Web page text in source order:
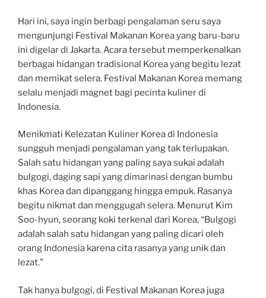
Hari ini, saya ingin berbagi pengalaman seru saya
mengunjungi Festival Makanan Korea yang baru-baru
ini digelar di Jakarta. Acara tersebut memperkenalkan
berbagai hidangan tradisional Korea yang begitu lezat
dan memikat selera. Festival Makanan Korea memang
selalu menjadi magnet bagi pecinta kuliner di
Indonesia.
Menikmati Kelezatan Kuliner Korea di Indonesia
sungguh menjadi pengalaman yang tak terlupakan.
Salah satu hidangan yang paling saya sukai adalah
bulgogi, daging sapi yang dimarinasi dengan bumbu
khas Korea dan dipanggang hingga empuk. Rasanya
begitu nikmat dan menggugah selera. Menurut Kim
Soo-hyun, seorang koki terkenal dari Korea, “Bulgogi
adalah salah satu hidangan yang paling dicari oleh
orang Indonesia karena cita rasanya yang unik dan
lezat.”
Tak hanya bulgogi, di Festival Makanan Korea juga